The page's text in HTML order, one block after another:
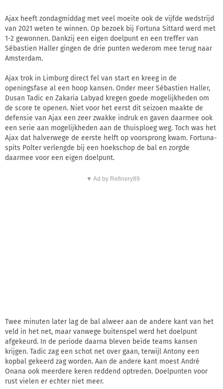
Ajax heeft zondagmiddag met veel moeite ook de vijfde wedstrijd
van 2021 weten te winnen. Op bezoek bij Fortuna Sittard werd met
1-2 gewonnen. Dankzij een eigen doelpunt en een treffer van
Sébastien Haller gingen de drie punten wederom mee terug naar
Amsterdam.
Ajax trok in Limburg direct fel van start en kreeg in de
openingsfase al een hoop kansen. Onder meer Sébastien Haller,
Dusan Tadic en Zakaria Labyad kregen goede mogelijkheden om
de score te openen. Niet voor het eerst dit seizoen maakte de
defensie van Ajax een zeer zwakke indruk en gaven daarmee ook
een serie aan mogelijkheden aan de thuisploeg weg. Toch was het
Ajax dat halverwege de eerste helft op voorsprong kwam. Fortuna-
spits Polter verlengde bij een hoekschop de bal en zorgde
daarmee voor een eigen doelpunt.
▼ Ad by Refinery89
Twee minuten later lag de bal alweer aan de andere kant van het
veld in het net, maar vanwege buitenspel werd het doelpunt
afgekeurd. In de periode daarna bleven beide teams kansen
krijgen. Tadic zag een schot net over gaan, terwijl Antony een
kopbal gekeerd zag worden. Aan de andere kant moest André
Onana ook meerdere keren reddend optreden. Doelpunten voor
rust vielen er echter niet meer.